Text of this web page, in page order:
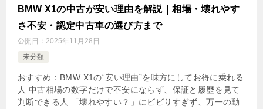
BMW X1の中古が安い理由を解説｜相場・壊れやす
さ不安・認定中古車の選び方まで
公開日： 2025年11月28日
未分類
おすすめ：BMW X1の“安い理由”を味方にしてお得に乗れる
人 中古相場の数字だけで不安にならず、保証と履歴を見て
判断できる人 「壊れやすい？」にビビりすぎず、万一の動